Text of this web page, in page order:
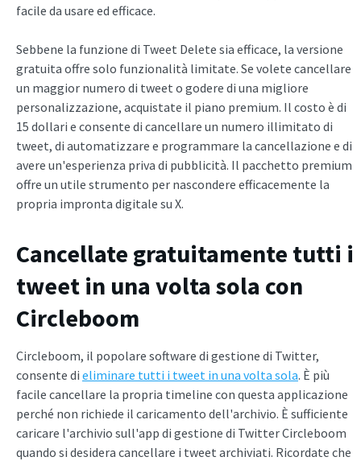
facile da usare ed efficace.
Sebbene la funzione di Tweet Delete sia efficace, la versione
gratuita offre solo funzionalità limitate. Se volete cancellare
un maggior numero di tweet o godere di una migliore
personalizzazione, acquistate il piano premium. Il costo è di
15 dollari e consente di cancellare un numero illimitato di
tweet, di automatizzare e programmare la cancellazione e di
avere un'esperienza priva di pubblicità. Il pacchetto premium
offre un utile strumento per nascondere efficacemente la
propria impronta digitale su X.
Cancellate gratuitamente tutti i
tweet in una volta sola con
Circleboom
Circleboom, il popolare software di gestione di Twitter,
consente di eliminare tutti i tweet in una volta sola. È più
facile cancellare la propria timeline con questa applicazione
perché non richiede il caricamento dell'archivio. È sufficiente
caricare l'archivio sull'app di gestione di Twitter Circleboom
quando si desidera cancellare i tweet archiviati. Ricordate che